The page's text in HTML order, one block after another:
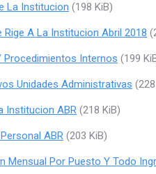
La Institucion (198 KiB)
Rige A La Institucion Abril 2018
Procedimientos Internos (199
Unidades Administrativas
Institucion ABR (218 KiB)
ABR (203 KiB)
Mensual Por Puesto Y Todo